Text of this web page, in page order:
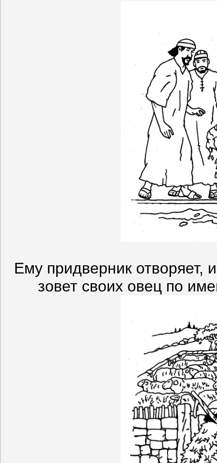
Ему придверник отворяет,
зовет своих овец по